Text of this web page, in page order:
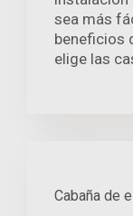
sea más
beneficios
elige las
Cabaña de